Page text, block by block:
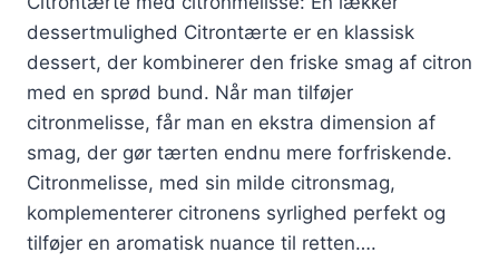
dessertmulighed Citrontærte er en klassisk
dessert, der kombinerer den friske smag af citron
med en sprød bund. Når man tilføjer
citronmelisse, får man en ekstra dimension af
smag, der gør tærten endnu mere forfriskende.
Citronmelisse, med sin milde citronsmag,
komplementerer citronens syrlighed perfekt og
tilføjer en aromatisk nuance til retten….